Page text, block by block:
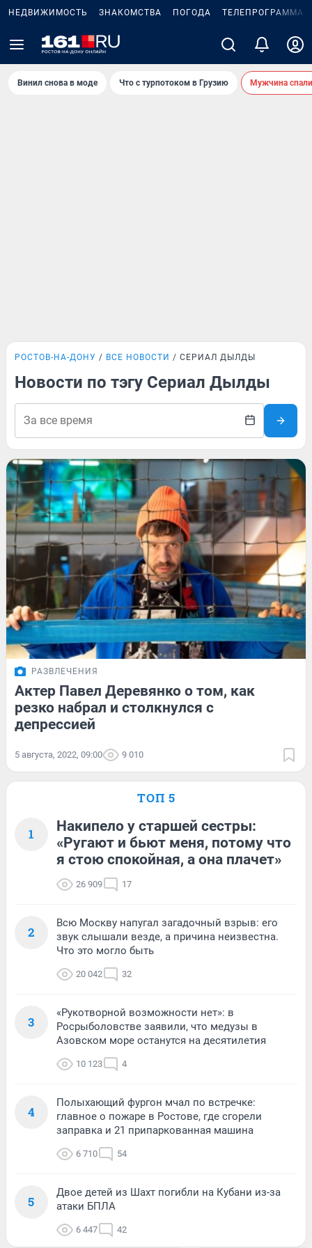
НЕДВИЖИМОСТЬ ЗНАКОМСТВА ПОГОДА ТЕЛЕПРОГРАММА
Винил снова в моде Что с турпотоком в Грузию Мужчина
РОСТОВ-НА-ДОНУ ВСЕ НОВОСТИ СЕРИАЛ ДЫЛДЫ
Новости по тэгу Сериал Дылды
РАЗВЛЕЧЕНИЯ
Актер Павел Деревянко о том, как
резко набрал и столкнулся с
депрессией
5 августа, 2022, 09:00 9 010
ТОП 5
1
Накипело у старшей сестры:
«Ругают и бьют меня, потому что
я стою спокойная, а она плачет»
26 909 17
2
Всю Москву напугал загадочный взрыв: его
звук слышали везде, а причина неизвестна.
Что это могло быть
20 042 32
3
«Рукотворной возможности нет»: в
Росрыболовстве заявили, что медузы в
Азовском море останутся на десятилетия
10 123 4
4
Полыхающий фургон мчал по встречке:
главное о пожаре в Ростове, где сгорели
заправка и 21 припаркованная машина
6 710 54
5
Двое детей из Шахт погибли на Кубани из-за
атаки БПЛА
6 447 42